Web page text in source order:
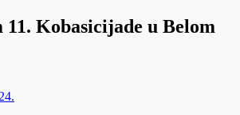
11. Kobasicijade u Belom